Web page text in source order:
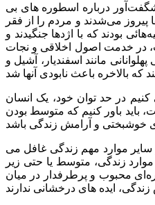
شگفت‌آور درباره اسطوره های بی
می‌شدند و مردم را از فقر
بودند که با اژدها جنگیدند و
در خدمت اصول اخلاقی و نجات
مانند اسفندیار، آشیل و
در حد توان خود، یک انسان
باید باور کنیم که متوسط بودن
سایر موارد مهم زندگی غافل می
زندگی، متوسط یا حتی زیر
محبوب و پرطرفدار در میان